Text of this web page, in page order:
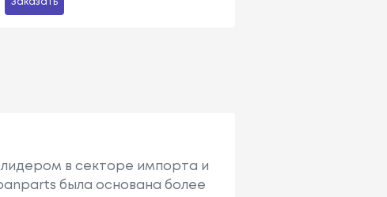
лидером в секторе импорта и
была основана более